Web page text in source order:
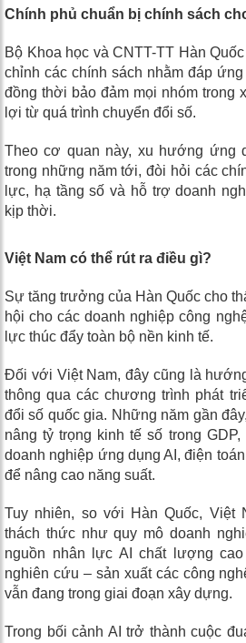
Chính phủ chuẩn bị chính sách
Bộ Khoa học và CNTT-TT Hàn
chỉnh các chính sách nhằm đáp
đồng thời bảo đảm mọi nhóm trong
lợi từ quá trình chuyển đổi số.
Theo cơ quan này, xu hướng ứng
trong những năm tới, đòi hỏi các
lực, hạ tầng số và hỗ trợ doanh
kịp thời.
Việt Nam có thể rút ra điều gì?
Sự tăng trưởng của Hàn Quốc cho
hội cho các doanh nghiệp công
lực thúc đẩy toàn bộ nền kinh tế.
Đối với Việt Nam, đây cũng là
thông qua các chương trình phát
đổi số quốc gia. Những năm gần
nâng tỷ trọng kinh tế số trong
doanh nghiệp ứng dụng AI, điện
để nâng cao năng suất.
Tuy nhiên, so với Hàn Quốc, Việt
thách thức như quy mô doanh
nguồn nhân lực AI chất lượng
nghiên cứu – sản xuất các công
vẫn đang trong giai đoạn xây dựng.
Trong bối cảnh AI trở thành cuộc